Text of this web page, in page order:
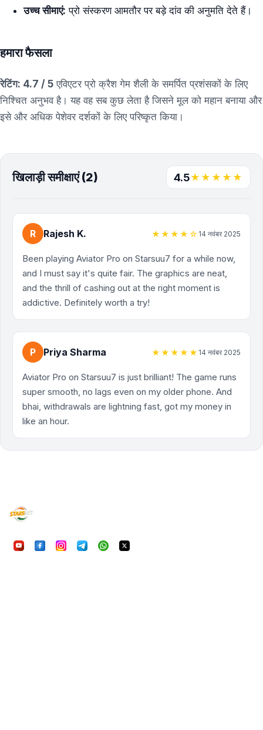
उच्च सीमाएं: प्रो संस्करण आमतौर पर बड़े दांव की अनुमति देते हैं।
हमारा फैसला
रेटिंग: 4.7 / 5 एविएटर प्रो क्रैश गेम शैली के समर्पित प्रशंसकों के लिए
निश्चित अनुभव है। यह वह सब कुछ लेता है जिसने मूल को महान बनाया और
इसे और अधिक पेशेवर दर्शकों के लिए परिष्कृत किया।
खिलाड़ी समीक्षाएं (2) 4.5★★★★★
R Rajesh K. ★★★★☆ 14 नवंबर 2025
Been playing Aviator Pro on Starsuu7 for a while now,
and I must say it's quite fair. The graphics are neat,
and the thrill of cashing out at the right moment is
addictive. Definitely worth a try!
P Priya Sharma ★★★★★ 14 नवंबर 2025
Aviator Pro on Starsuu7 is just brilliant! The game runs
super smooth, no lags even on my older phone. And
bhai, withdrawals are lightning fast, got my money in
like an hour.